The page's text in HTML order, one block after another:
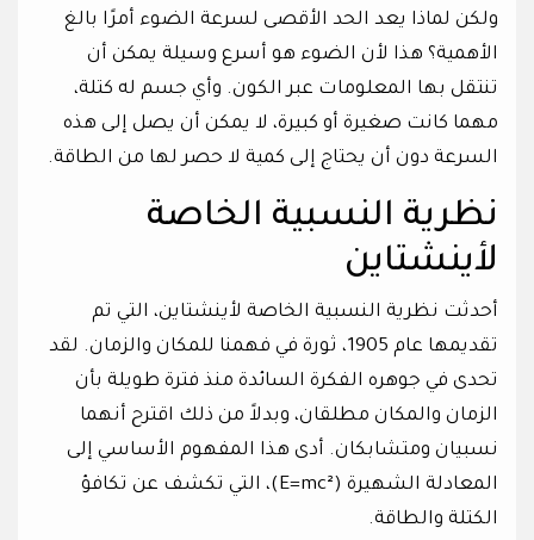
ولكن لماذا يعد الحد الأقصى لسرعة الضوء أمرًا بالغ
الأهمية؟ هذا لأن الضوء هو أسرع وسيلة يمكن أن
تنتقل بها المعلومات عبر الكون. وأي جسم له كتلة،
مهما كانت صغيرة أو كبيرة، لا يمكن أن يصل إلى هذه
السرعة دون أن يحتاج إلى كمية لا حصر لها من الطاقة.
نظرية النسبية الخاصة
لأينشتاين
أحدثت نظرية النسبية الخاصة لأينشتاين، التي تم
تقديمها عام 1905، ثورة في فهمنا للمكان والزمان. لقد
تحدى في جوهره الفكرة السائدة منذ فترة طويلة بأن
الزمان والمكان مطلقان، وبدلاً من ذلك اقترح أنهما
نسبيان ومتشابكان. أدى هذا المفهوم الأساسي إلى
المعادلة الشهيرة (E=mc²)، التي تكشف عن تكافؤ
الكتلة والطاقة.